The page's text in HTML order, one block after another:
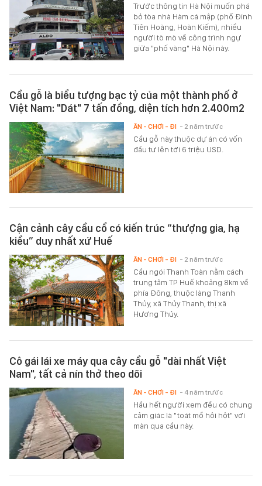
Trước thông tin Hà Nội muốn phá
bỏ tòa nhà Hàm cá mập (phố Đinh
Tiên Hoàng, Hoàn Kiếm), nhiều
người tò mò về công trình ngự
giữa "phố vàng" Hà Nội này.
Cầu gỗ là biểu tượng bạc tỷ của một thành phố ở
Việt Nam: "Dát" 7 tấn đồng, diện tích hơn 2.400m2
Cầu gỗ này thuộc dự án có vốn
đầu tư lên tới 6 triệu USD.
ĂN - CHƠI - ĐI - 2 năm trước
Cận cảnh cây cầu cổ có kiến trúc “thượng gia, hạ
kiều” duy nhất xứ Huế
Cầu ngói Thanh Toàn nằm cách
trung tâm TP Huế khoảng 8km về
phía Đông, thuộc làng Thanh
Thủy, xã Thủy Thanh, thị xã
Hương Thủy.
ĂN - CHƠI - ĐI - 2 năm trước
Cô gái lái xe máy qua cây cầu gỗ "dài nhất Việt
Nam", tất cả nín thở theo dõi
Hầu hết người xem đều có chung
cảm giác là "toát mồ hôi hột" với
màn qua cầu này.
ĂN - CHƠI - ĐI - 4 năm trước